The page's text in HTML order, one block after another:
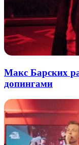
Макс Барских
допингами